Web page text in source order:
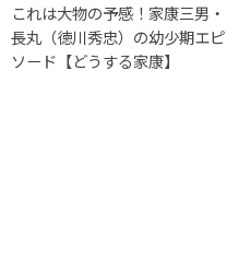
これは大物の予感！家康三男・
長丸（徳川秀忠）の幼少期エピ
ソード【どうする家康】